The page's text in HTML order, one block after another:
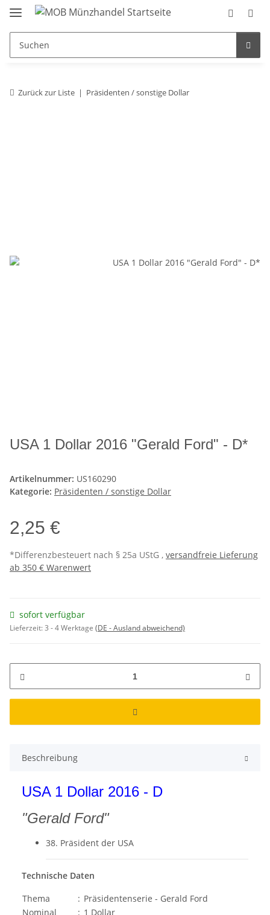
Zurück zur Liste Präsidenten / sonstige Dollar
USA 1 Dollar 2016 "Gerald Ford" - D*
Artikelnummer: US160290
Kategorie: Präsidenten / sonstige Dollar
2,25 €
*Differenzbesteuert nach § 25a UStG , versandfreie Lieferung
ab 350 € Warenwert
sofort verfügbar
Lieferzeit:3 - 4 Werktage (DE - Ausland abweichend)
Beschreibung
USA 1 Dollar 2016 - D
"Gerald Ford"
38. Präsident der USA
Technische Daten
Thema
: Präsidentenserie - Gerald Ford
Nominal
: 1 Dollar